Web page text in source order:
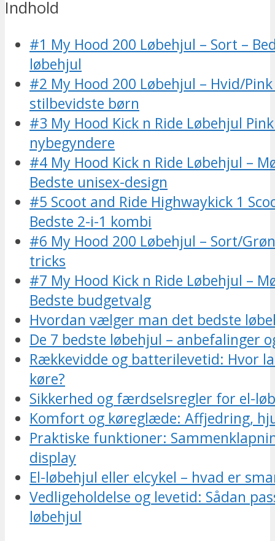
Indhold
#1 My Hood 200 Løbehjul – Sort –
løbehjul
#2 My Hood 200 Løbehjul – Hvid/
stilbevidste børn
#3 My Hood Kick n Ride Løbehjul
nybegyndere
#4 My Hood Kick n Ride Løbehjul –
Bedste unisex-design
#5 Scoot and Ride Highwaykick 1
Bedste 2-i-1 kombi
#6 My Hood 200 Løbehjul – Sort/
tricks
#7 My Hood Kick n Ride Løbehjul –
Bedste budgetvalg
Hvordan vælger man det bedste
De 7 bedste løbehjul – anbefalinger
Rækkevidde og batterilevetid: Hvor
køre?
Sikkerhed og færdselsregler for el-
Komfort og køreglæde: Affjedring,
Praktiske funktioner:
display
El-løbehjul eller elcykel – hvad er
Vedligeholdelse og levetid: Sådan
løbehjul